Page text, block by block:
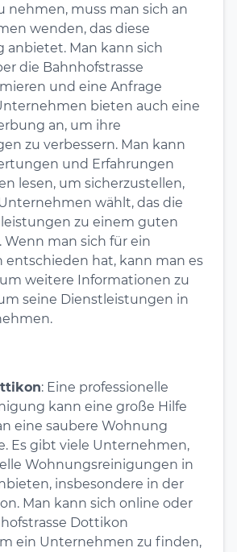
nehmen, muss man sich an
wenden, das diese
anbietet. Man kann sich
die Bahnhofstrasse
und eine Anfrage
bieten auch eine
an, um ihre
zu verbessern. Man kann
und Erfahrungen
lesen, um sicherzustellen,
wählt, das die
zu einem guten
Wenn man sich für ein
hat, kann man es
weitere Informationen zu
seine Dienstleistungen in
: Eine professionelle
kann eine große Hilfe
eine saubere Wohnung
Es gibt viele Unternehmen,
Wohnungsreinigungen in
insbesondere in der
Man kann sich online oder
Dottikon
ein Unternehmen zu finden,